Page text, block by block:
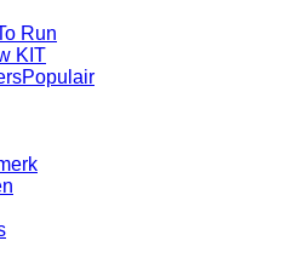
Run
KIT